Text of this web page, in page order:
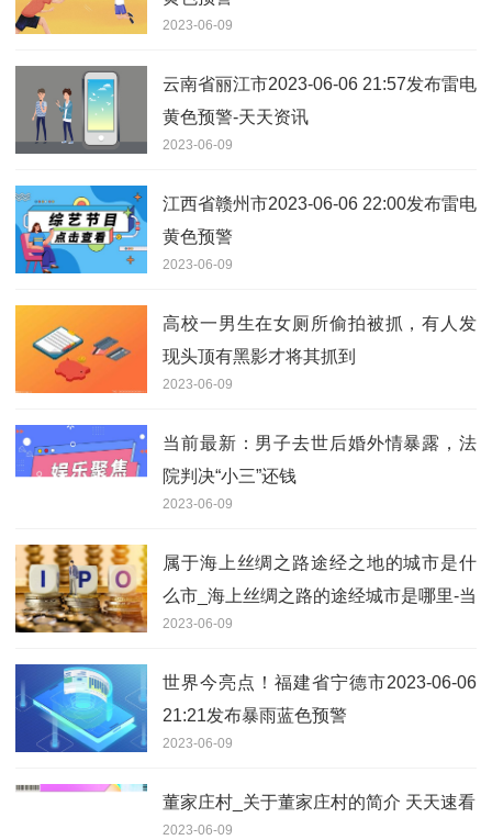
2023-06-09
云南省丽江市2023-06-06 21:57发布雷电
黄色预警-天天资讯
2023-06-09
江西省赣州市2023-06-06 22:00发布雷电
黄色预警
2023-06-09
高校一男生在女厕所偷拍被抓，有人发
现头顶有黑影才将其抓到
2023-06-09
当前最新：男子去世后婚外情暴露，法
院判决“小三”还钱
2023-06-09
属于海上丝绸之路途经之地的城市是什
么市_海上丝绸之路的途经城市是哪里-当
前关注
2023-06-09
世界今亮点！福建省宁德市2023-06-06
21:21发布暴雨蓝色预警
2023-06-09
董家庄村_关于董家庄村的简介 天天速看
2023-06-09